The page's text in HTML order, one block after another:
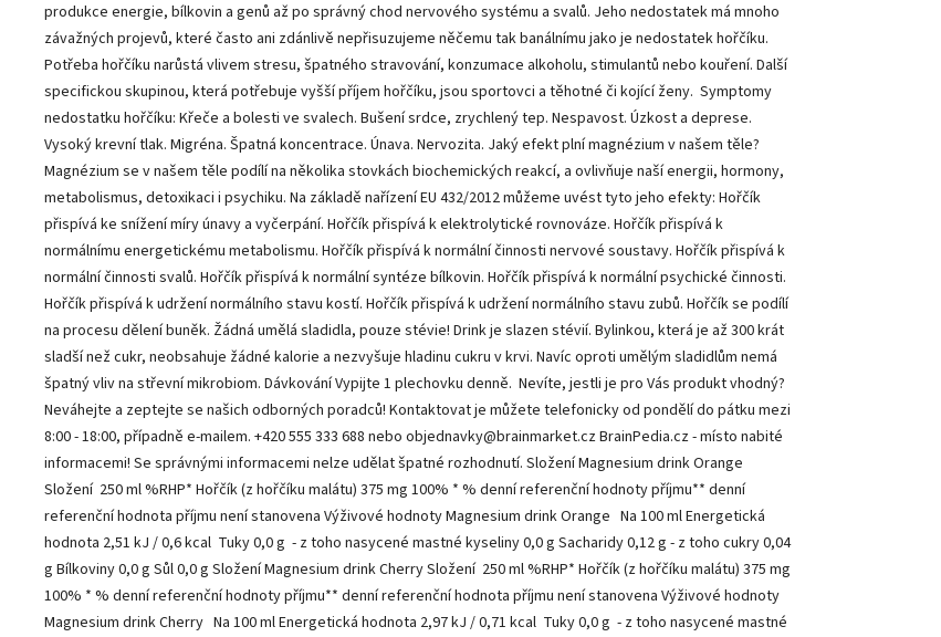
produkce energie, bílkovin a genů až po správný chod nervového systému a svalů. Jeho nedostatek má mnoho
závažných projevů, které často ani zdánlivě nepřisuzujeme něčemu tak banálnímu jako je nedostatek hořčíku.
Potřeba hořčíku narůstá vlivem stresu, špatného stravování, konzumace alkoholu, stimulantů nebo kouření. Další
specifickou skupinou, která potřebuje vyšší příjem hořčíku, jsou sportovci a těhotné či kojící ženy. Symptomy
nedostatku hořčíku: Křeče a bolesti ve svalech. Bušení srdce, zrychlený tep. Nespavost. Úzkost a deprese.
Vysoký krevní tlak. Migréna. Špatná koncentrace. Únava. Nervozita. Jaký efekt plní magnézium v našem těle?
Magnézium se v našem těle podílí na několika stovkách biochemických reakcí, a ovlivňuje naší energii, hormony,
metabolismus, detoxikaci i psychiku. Na základě nařízení EU 432/2012 můžeme uvést tyto jeho efekty: Hořčík
přispívá ke snížení míry únavy a vyčerpání. Hořčík přispívá k elektrolytické rovnováze. Hořčík přispívá k
normálnímu energetickému metabolismu. Hořčík přispívá k normální činnosti nervové soustavy. Hořčík přispívá k
normální činnosti svalů. Hořčík přispívá k normální syntéze bílkovin. Hořčík přispívá k normální psychické činnosti.
Hořčík přispívá k udržení normálního stavu kostí. Hořčík přispívá k udržení normálního stavu zubů. Hořčík se podílí
na procesu dělení buněk. Žádná umělá sladidla, pouze stévie! Drink je slazen stévií. Bylinkou, která je až 300 krát
sladší než cukr, neobsahuje žádné kalorie a nezvyšuje hladinu cukru v krvi. Navíc oproti umělým sladidlům nemá
špatný vliv na střevní mikrobiom. Dávkování Vypijte 1 plechovku denně. Nevíte, jestli je pro Vás produkt vhodný?
Neváhejte a zeptejte se našich odborných poradců! Kontaktovat je můžete telefonicky od pondělí do pátku mezi
8:00 - 18:00, případně e-mailem. +420 555 333 688 nebo objednavky@brainmarket.cz BrainPedia.cz - místo nabité
informacemi! Se správnými informacemi nelze udělat špatné rozhodnutí. Složení Magnesium drink Orange
Složení 250 ml %RHP* Hořčík (z hořčíku malátu) 375 mg 100% * % denní referenční hodnoty příjmu** denní
referenční hodnota příjmu není stanovena Výživové hodnoty Magnesium drink Orange Na 100 ml Energetická
hodnota 2,51 kJ / 0,6 kcal Tuky 0,0 g - z toho nasycené mastné kyseliny 0,0 g Sacharidy 0,12 g - z toho cukry 0,04
g Bílkoviny 0,0 g Sůl 0,0 g Složení Magnesium drink Cherry Složení 250 ml %RHP* Hořčík (z hořčíku malátu) 375 mg
100% * % denní referenční hodnoty příjmu** denní referenční hodnota příjmu není stanovena Výživové hodnoty
Magnesium drink Cherry Na 100 ml Energetická hodnota 2,97 kJ / 0,71 kcal Tuky 0,0 g - z toho nasycené mastné